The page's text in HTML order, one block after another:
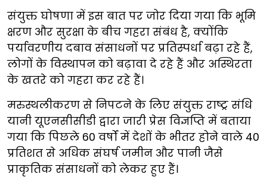
संयुक्त घोषणा में इस बात पर जोर दिया गया कि भूमि
क्षरण और सुरक्षा के बीच गहरा संबंध है, क्योंकि
पर्यावरणीय दबाव संसाधनों पर प्रतिस्पर्धा बढ़ा रहे हैं,
लोगों के विस्थापन को बढ़ावा दे रहे हैं और अस्थिरता
के खतरे को गहरा कर रहे हैं।
मरुस्थलीकरण से निपटने के लिए संयुक्त राष्ट्र संधि
यानी यूएनसीसीडी द्वारा जारी प्रेस विज्ञप्ति में बताया
गया कि पिछले 60 वर्षों में देशों के भीतर होने वाले 40
प्रतिशत से अधिक संघर्ष जमीन और पानी जैसे
प्राकृतिक संसाधनों को लेकर हुए हैं।